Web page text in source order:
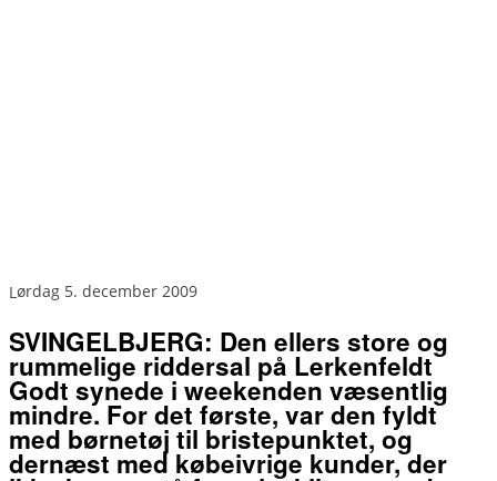
lørdag 5. december 2009
SVINGELBJERG: Den ellers store og
rummelige riddersal på Lerkenfeldt
Godt synede i weekenden væsentlig
mindre. For det første, var den fyldt
med børnetøj til bristepunktet, og
dernæst med købeivrige kunder, der